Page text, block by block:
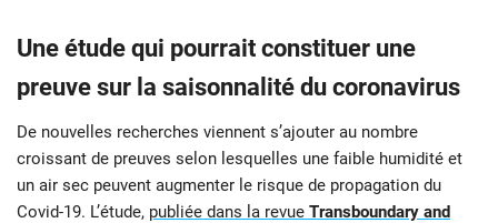
Une étude qui pourrait constituer une
preuve sur la saisonnalité du coronavirus
De nouvelles recherches viennent s’ajouter au nombre
croissant de preuves selon lesquelles une faible humidité et
un air sec peuvent augmenter le risque de propagation du
Covid-19. L’étude, publiée dans la revue Transboundary and